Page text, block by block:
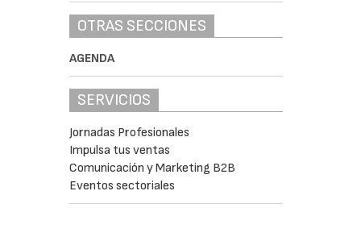
OTRAS SECCIONES
AGENDA
SERVICIOS
Jornadas Profesionales
Impulsa tus ventas
Comunicación y Marketing B2B
Eventos sectoriales